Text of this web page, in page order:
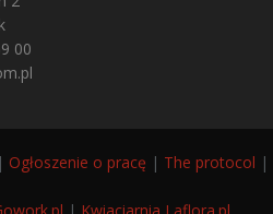
00
| Ogłoszenie o pracę | The protocol |
| Kwiaciarnia Laflora.pl